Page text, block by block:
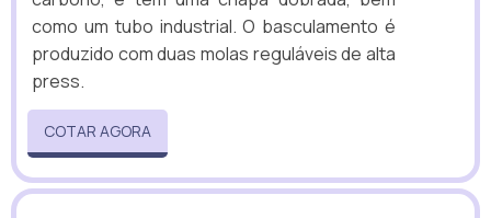
como um tubo industrial. O basculamento é
produzido com duas molas reguláveis de alta
press.
COTAR AGORA